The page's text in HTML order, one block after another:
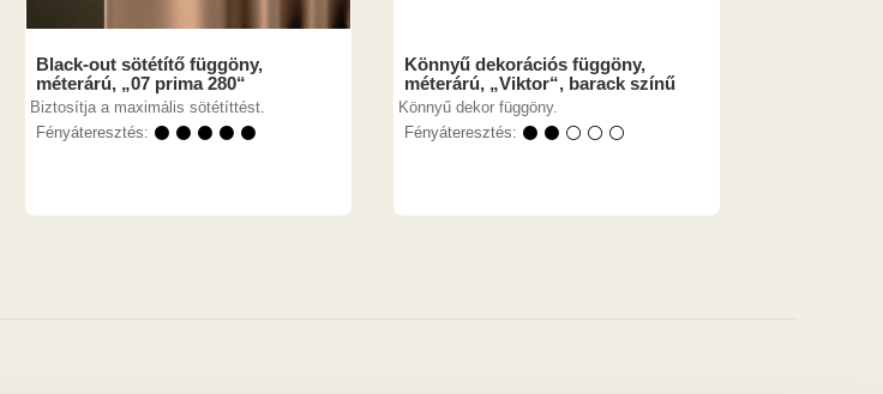
Black-out sötétítő függöny,
méterárú, „07 prima 280“
Biztosítja a maximális sötétíttést.
Fényáteresztés: ⚫ ⚫ ⚫ ⚫ ⚫
Könnyű dekorációs függöny,
méterárú, „Viktor“, barack színű
Könnyű dekor függöny.
Fényáteresztés: ⚫ ⚫ ⚪ ⚪ ⚪